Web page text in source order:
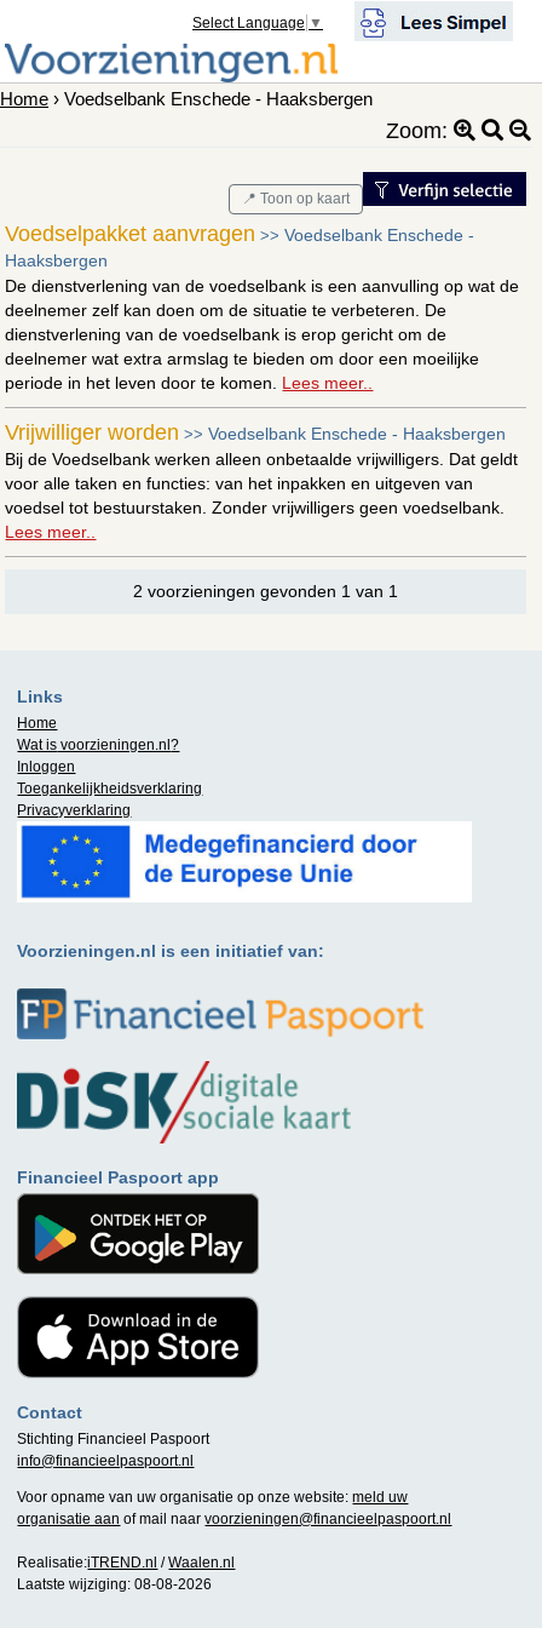
Select Language ▼
Home › Voedselbank Enschede - Haaksbergen
Zoom:
📍 Toon op kaart
Voedselpakket aanvragen >>Voedselbank Enschede -
Haaksbergen
De dienstverlening van de voedselbank is een aanvulling op wat de
deelnemer zelf kan doen om de situatie te verbeteren. De
dienstverlening van de voedselbank is erop gericht om de
deelnemer wat extra armslag te bieden om door een moeilijke
periode in het leven door te komen. Lees meer..
Vrijwilliger worden >>Voedselbank Enschede - Haaksbergen
Bij de Voedselbank werken alleen onbetaalde vrijwilligers. Dat geldt
voor alle taken en functies: van het inpakken en uitgeven van
voedsel tot bestuurstaken. Zonder vrijwilligers geen voedselbank.
Lees meer..
2 voorzieningen gevonden 1 van 1
Links
Home
Wat is voorzieningen.nl?
Inloggen
Toegankelijkheidsverklaring
Privacyverklaring
Voorzieningen.nl is een initiatief van:
Financieel Paspoort app
Contact
Stichting Financieel Paspoort
info@financieelpaspoort.nl
Voor opname van uw organisatie op onze website:meld uw
organisatie aan of mail naarvoorzieningen@financieelpaspoort.nl
Realisatie:iTREND.nl /Waalen.nl
Laatste wijziging: 08-08-2026